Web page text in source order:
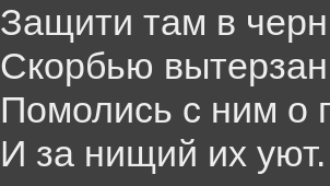
Защити там в
Скорбью
Помолись с ним о
И за нищий их уют.